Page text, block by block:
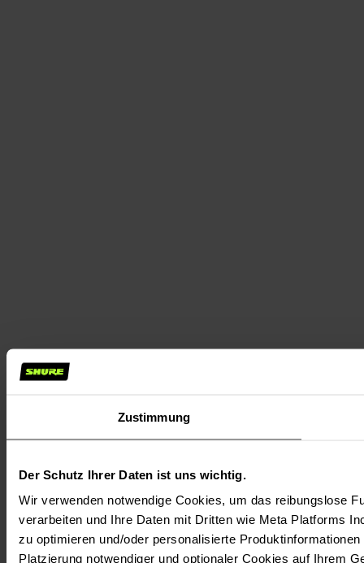
Zustimmung
Der Schutz Ihrer Daten ist uns wichtig.
Wir verwenden notwendige Cookies, um das reibungslose
verarbeiten und Ihre Daten mit Dritten wie Meta Platforms
zu optimieren und/oder personalisierte
Platzierung notwendiger und optionaler Cookies auf Ihrem